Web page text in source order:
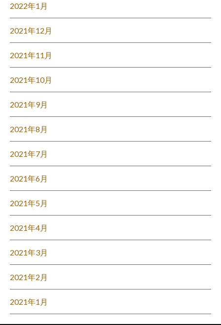
2022年1月
2021年12月
2021年11月
2021年10月
2021年9月
2021年8月
2021年7月
2021年6月
2021年5月
2021年4月
2021年3月
2021年2月
2021年1月